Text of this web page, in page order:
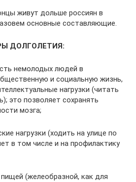
живут дольше россиян в
основные составляющие.
ДОЛГОЛЕТИЯ:
немолодых людей в
и социальную жизнь,
нагрузки (читать
это позволяет сохранять
мозга;
нагрузки (ходить на улице по
в том числе и на профилактику
(желеобразной, как для